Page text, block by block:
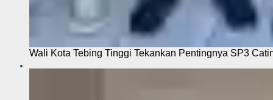
Wali Kota Tebing Tinggi Tekankan Pentingnya SP3